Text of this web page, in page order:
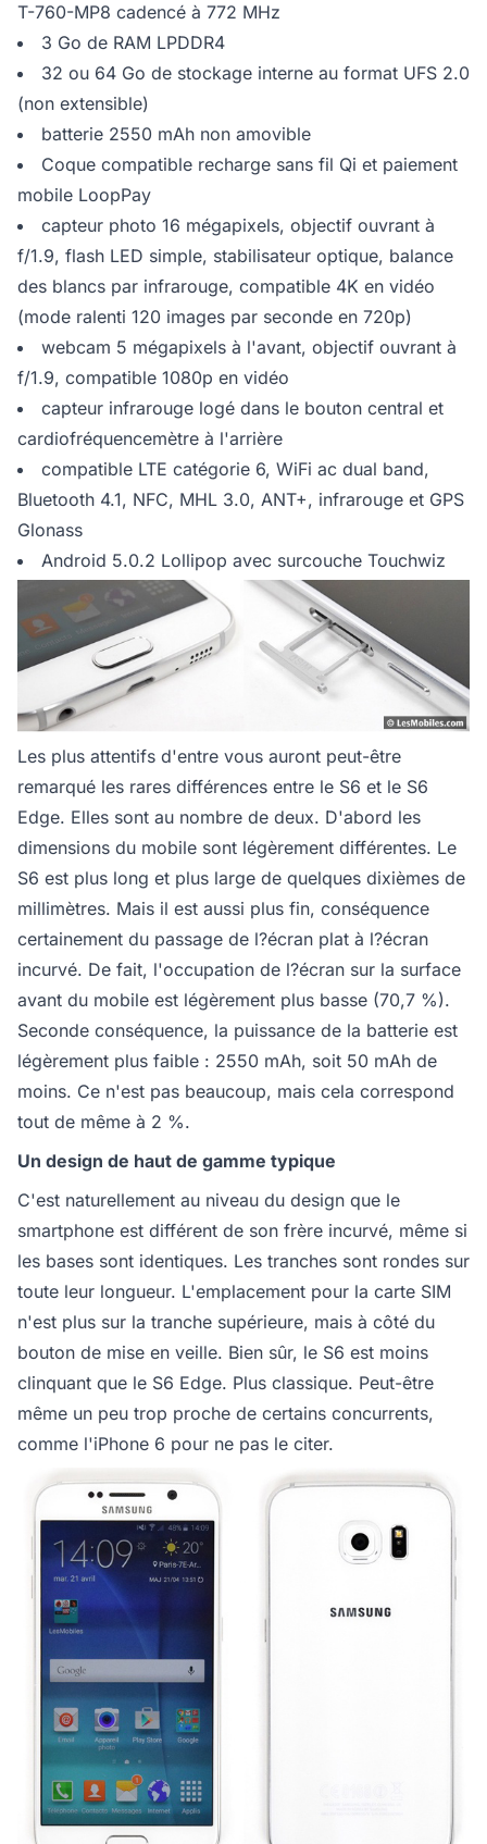
T-760-MP8 cadencé à 772 MHz
3 Go de RAM LPDDR4
32 ou 64 Go de stockage interne au format UFS 2.0
(non extensible)
batterie 2550 mAh non amovible
Coque compatible recharge sans fil Qi et paiement
mobile LoopPay
capteur photo 16 mégapixels, objectif ouvrant à
f/1.9, flash LED simple, stabilisateur optique, balance
des blancs par infrarouge, compatible 4K en vidéo
(mode ralenti 120 images par seconde en 720p)
webcam 5 mégapixels à l'avant, objectif ouvrant à
f/1.9, compatible 1080p en vidéo
capteur infrarouge logé dans le bouton central et
cardiofréquencemètre à l'arrière
compatible LTE catégorie 6, WiFi ac dual band,
Bluetooth 4.1, NFC, MHL 3.0, ANT+, infrarouge et GPS
Glonass
Android 5.0.2 Lollipop avec surcouche Touchwiz
Les plus attentifs d'entre vous auront peut-être
remarqué les rares différences entre le S6 et le S6
Edge. Elles sont au nombre de deux. D'abord les
dimensions du mobile sont légèrement différentes. Le
S6 est plus long et plus large de quelques dixièmes de
millimètres. Mais il est aussi plus fin, conséquence
certainement du passage de l?écran plat à l?écran
incurvé. De fait, l'occupation de l?écran sur la surface
avant du mobile est légèrement plus basse (70,7 %).
Seconde conséquence, la puissance de la batterie est
légèrement plus faible : 2550 mAh, soit 50 mAh de
moins. Ce n'est pas beaucoup, mais cela correspond
tout de même à 2 %.
Un design de haut de gamme typique
C'est naturellement au niveau du design que le
smartphone est différent de son frère incurvé, même si
les bases sont identiques. Les tranches sont rondes sur
toute leur longueur. L'emplacement pour la carte SIM
n'est plus sur la tranche supérieure, mais à côté du
bouton de mise en veille. Bien sûr, le S6 est moins
clinquant que le S6 Edge. Plus classique. Peut-être
même un peu trop proche de certains concurrents,
comme l'iPhone 6 pour ne pas le citer.